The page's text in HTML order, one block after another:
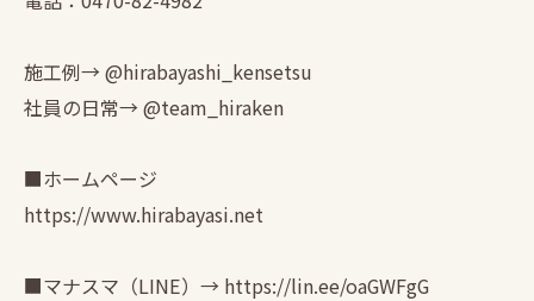
施工例→ @hirabayashi_kensetsu
社員の日常→ @team_hiraken
■ホームページ
https://www.hirabayasi.net
■マナスマ（LINE）→ https://lin.ee/oaGWFgG